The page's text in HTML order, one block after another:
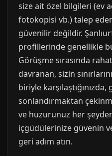
size ait özel bilgileri (ev
fotokopisi vb.) talep
güvenilir değildir.
profillerinde genellikle
Görüşme sırasında
davranan, sizin
biriyle
sonlandırmaktan
ve huzurunuz her
içgüdülerinize güvenin
geri adım atın.